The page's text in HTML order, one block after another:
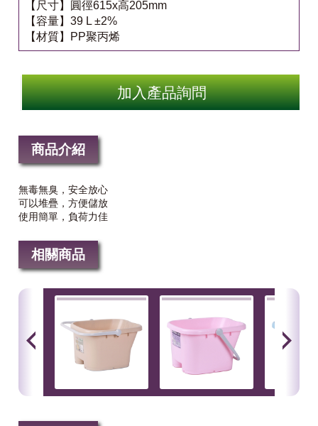
【尺寸】圓徑615x高205mm
【容量】39 L ±2%
【材質】PP聚丙烯
加入產品詢問
商品介紹
無毒無臭，安全放心
可以堆疊，方便儲放
使用簡單，負荷力佳
相關商品